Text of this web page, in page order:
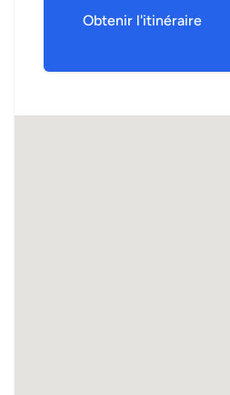
Obtenir l'itinéraire